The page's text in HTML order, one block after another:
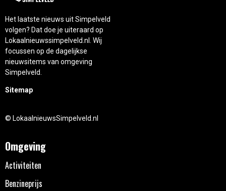
Het laatste nieuws uit Simpelveld
volgen? Dat doe je uiteraard op
Lokaalnieuwssimpelveld.nl. Wij
focussen op de dagelijkse
nieuwsitems van omgeving
Simpelveld.
Sitemap
© LokaalnieuwsSimpelveld.nl
Omgeving
Activiteiten
Benzineprijs